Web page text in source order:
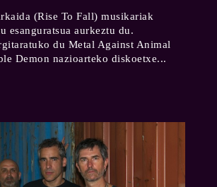
(Rise To Fall) musikariak
esanguratsua aurkeztu du.
du Metal Against Animal
Demon nazioarteko diskoetxe...